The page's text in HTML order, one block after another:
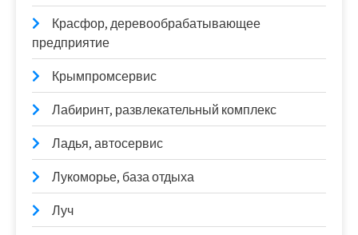
Красфор, деревообрабатывающее
предприятие
Крымпромсервис
Лабиринт, развлекательный комплекс
Ладья, автосервис
Лукоморье, база отдыха
Луч